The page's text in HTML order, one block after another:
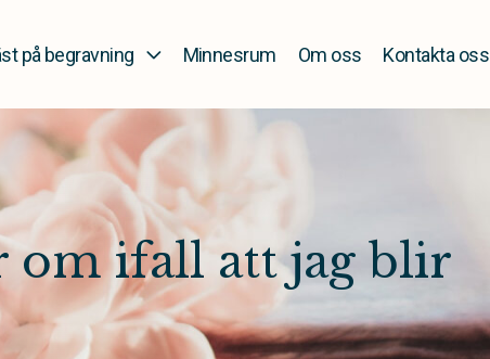
på begravning Minnesrum Om oss Kontakta oss
om ifall att jag blir